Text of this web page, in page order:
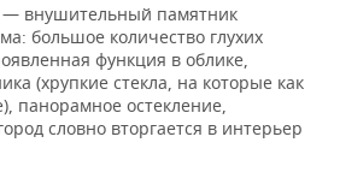
— внушительный памятник
большое количество глухих
функция в облике,
(хрупкие стекла, на которые как
панорамное остекление,
словно вторгается в интерьер